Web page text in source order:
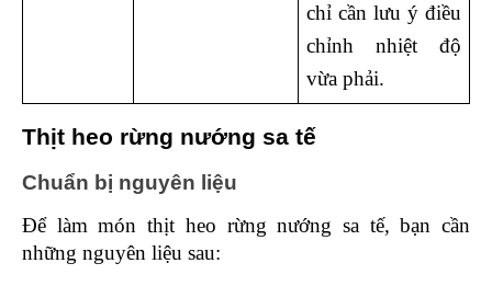
chỉ cần lưu ý điều
chỉnh nhiệt độ
vừa phải.
Thịt heo rừng nướng sa tế
Chuẩn bị nguyên liệu
Để làm món thịt heo rừng nướng sa tế, bạn cần
những nguyên liệu sau: